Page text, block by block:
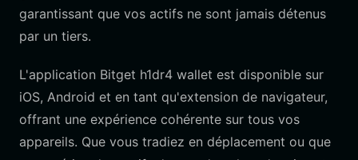
garantissant que vos actifs ne sont jamais détenus
par un tiers.
L'application Bitget h1dr4 wallet est disponible sur
iOS, Android et en tant qu'extension de navigateur,
offrant une expérience cohérente sur tous vos
appareils. Que vous tradiez en déplacement ou que